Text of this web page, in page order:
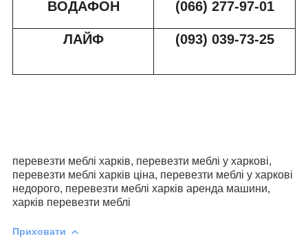
ВОДАФОН (066) 277-97-01
ЛАЙФ (093) 039-73-25
перевезти меблі харків, перевезти меблі у харкові,
перевезти меблі харків ціна, перевезти меблі у харкові
недорого, перевезти меблі харків аренда машини,
харків перевезти меблі
Приховати